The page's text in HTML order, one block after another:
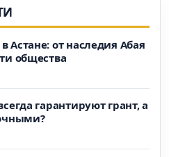
Астане: от наследия Абая
общества
гарантируют грант, а